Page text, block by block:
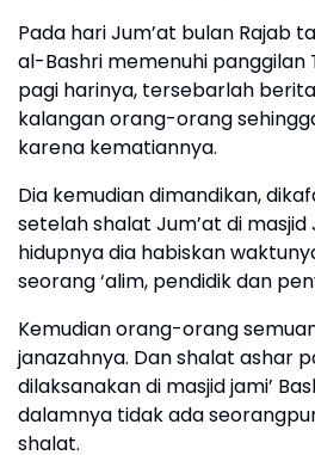
Pada hari Jum’at bulan Rajab
al-Bashri memenuhi panggilan
pagi harinya, tersebarlah
kalangan orang-orang
karena kematiannya.
Dia kemudian dimandikan,
setelah shalat Jum’at di masjid
hidupnya dia habiskan
seorang ‘alim, pendidik dan
Kemudian orang-orang
janazahnya. Dan shalat ashar
dilaksanakan di masjid jami’
dalamnya tidak ada
shalat.